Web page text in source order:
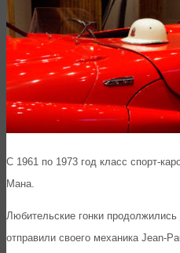
С 1961 по 1973 год класс спорт-
Мана.
Любительские гонки
отправили своего механика Jean-